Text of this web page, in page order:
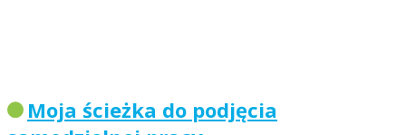
Moja ścieżka do podjęcia